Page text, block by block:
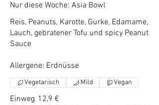
Nur diese Woche: Asia Bowl
Reis, Peanuts, Karotte, Gurke, Edamame,
Lauch, gebratener Tofu und spicy Peanut
Sauce
Allergene: Erdnüsse
Einweg 12,9 €
Vegetarisch Mild Vegan